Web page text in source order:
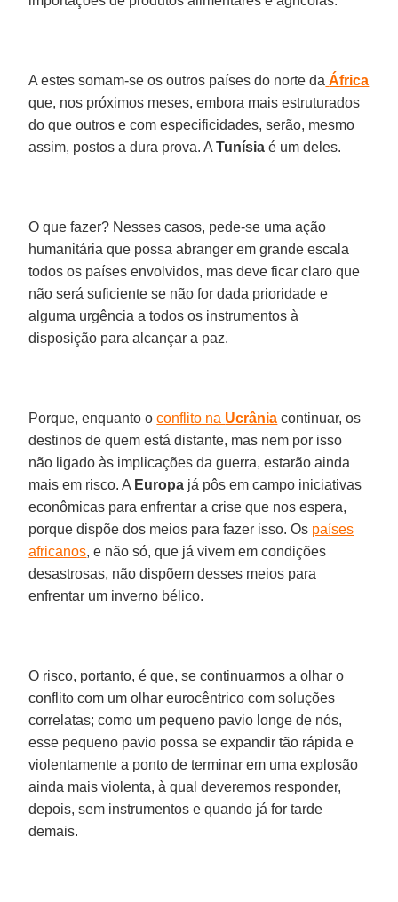
A estes somam-se os outros países do norte da África
que, nos próximos meses, embora mais estruturados
do que outros e com especificidades, serão, mesmo
assim, postos a dura prova. ATunísia é um deles.
O que fazer? Nesses casos, pede-se uma ação
humanitária que possa abranger em grande escala
todos os países envolvidos, mas deve ficar claro que
não será suficiente se não for dada prioridade e
alguma urgência a todos os instrumentos à
disposição para alcançar a paz.
Porque, enquanto oconflito na Ucrânia continuar, os
destinos de quem está distante, mas nem por isso
não ligado às implicações da guerra, estarão ainda
mais em risco. A Europa já pôs em campo iniciativas
econômicas para enfrentar a crise que nos espera,
porque dispõe dos meios para fazer isso. Os países
africanos, e não só, que já vivem em condições
desastrosas, não dispõem desses meios para
enfrentar um inverno bélico.
O risco, portanto, é que, se continuarmos a olhar o
conflito com um olhar eurocêntrico com soluções
correlatas; como um pequeno pavio longe de nós,
esse pequeno pavio possa se expandir tão rápida e
violentamente a ponto de terminar em uma explosão
ainda mais violenta, à qual deveremos responder,
depois, sem instrumentos e quando já for tarde
demais.